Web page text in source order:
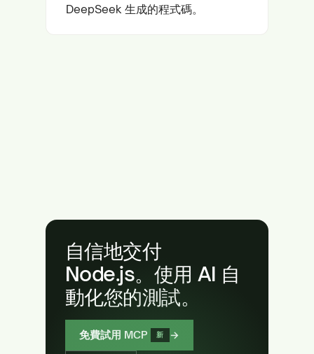
DeepSeek 生成的程式碼。
自信地交付
Node.js。使用 AI 自
動化您的測試。
免費試用 MCP 新 →